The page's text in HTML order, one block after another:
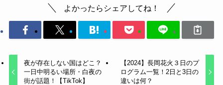
よかったらシェアしてね！
夜が存在しない国はどこ？
一日中明るい場所・白夜の
街が話題！【TikTok】
【2024】長岡花火３日のプ
ログラム一覧！2日と3日の
違いは何？